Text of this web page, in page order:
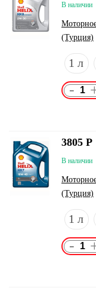
В наличии
(Турция)
1 л
-
В наличии
(Турция)
1 л
3805 Р
-